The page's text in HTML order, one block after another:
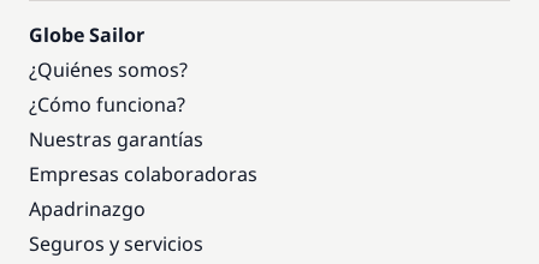
Globe Sailor
¿Quiénes somos?
¿Cómo funciona?
Nuestras garantías
Empresas colaboradoras
Apadrinazgo
Seguros y servicios